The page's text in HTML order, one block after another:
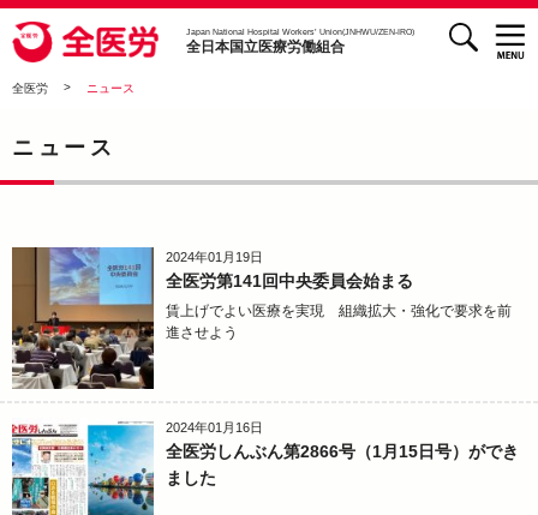
全医労 - 全日本国立医療労働組合 -
Japan National Hospital Workers’ Union(JNHWU/ZEN-IRO)
全日本国立医療労働組合
検索
全医労 > ニュース
ニュース
2024年01月19日
全医労第141回中央委員会始まる
賃上げでよい医療を実現 組織拡大・強化で要求を前
進させよう
2024年01月16日
全医労しんぶん第2866号（1月15日号）ができ
ました